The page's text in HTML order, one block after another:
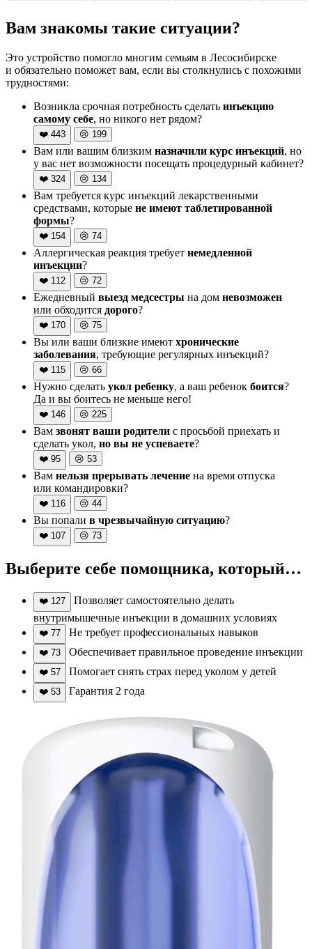
Вам знакомы такие ситуации?
Это устройство помогло многим семьям в Лесосибирске
и обязательно поможет вам, если вы столкнулись с похожими
трудностями:
Возникла срочная потребность сделать инъекцию
самому себе, но никого нет рядом?
❤️ 443 😢 199
Вам или вашим близким назначили курс инъекций, но
у вас нет возможности посещать процедурный кабинет?
❤️ 324 😢 134
Вам требуется курс инъекций лекарственными
средствами, которые не имеют таблетированной
формы?
❤️ 154 😢 74
Аллергическая реакция требует немедленной
инъекции?
❤️ 112 😢 72
Ежедневный выезд медсестры на дом невозможен
или обходится дорого?
❤️ 170 😢 75
Вы или ваши близкие имеют хронические
заболевания, требующие регулярных инъекций?
❤️ 115 😢 66
Нужно сделать укол ребенку, а ваш ребенок боится?
Да и вы боитесь не меньше него!
❤️ 146 😢 225
Вам звонят ваши родители с просьбой приехать и
сделать укол, но вы не успеваете?
❤️ 95 😢 53
Вам нельзя прерывать лечение на время отпуска
или командировки?
❤️ 116 😢 44
Вы попали в чрезвычайную ситуацию?
❤️ 107 😢 73
Выберите себе помощника, который…
❤️ 127
Позволяет самостоятельно делать
внутримышечные инъекции в домашних условиях
❤️ 77 Не требует профессиональных навыков
❤️ 73 Обеспечивает правильное проведение инъекции
❤️ 57 Помогает снять страх перед уколом у детей
❤️ 53 Гарантия 2 года